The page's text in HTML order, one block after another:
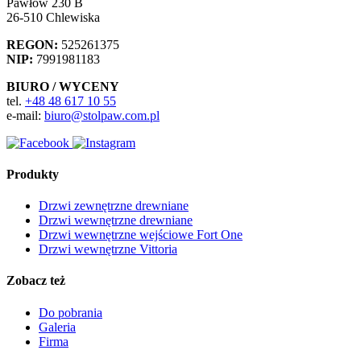
26-510 Chlewiska
REGON: 525261375
NIP: 7991981183
BIURO / WYCENY
tel. +48 48 617 10 55
e-mail: biuro@stolpaw.com.pl
Produkty
Drzwi zewnętrzne drewniane
Drzwi wewnętrzne drewniane
Drzwi wewnętrzne wejściowe Fort One
Drzwi wewnętrzne Vittoria
Zobacz też
Do pobrania
Galeria
Firma